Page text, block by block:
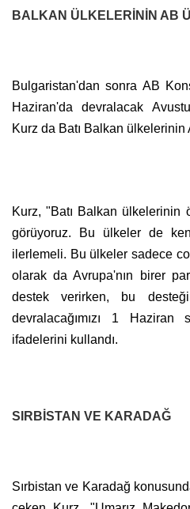
BALKAN ÜLKELERİNİN AB
Bulgaristan'dan sonra AB
Haziran'da devralacak
Kurz da Batı Balkan
Kurz, "Batı Balkan ülkelerinin
görüyoruz. Bu ülkeler de
ilerlemeli. Bu ülkeler sadece
olarak da Avrupa'nın birer
destek verirken, bu
devralacağımızı 1 Haziran
ifadelerini kullandı.
SIRBİSTAN VE KARADAĞ
Sırbistan ve Karadağ